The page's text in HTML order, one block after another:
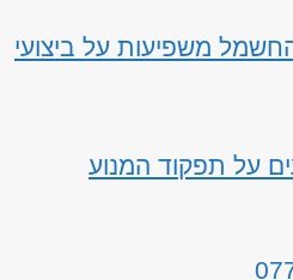
משפיעות על ביצועי
על תפקוד המנוע